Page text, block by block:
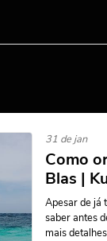
31 de jan
Como
Blas |
Apesar de já
saber antes
mais